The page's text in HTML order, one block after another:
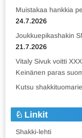
Muistakaa hankkia
24.7.2026
Joukkuepikashakin
21.7.2026
Vitaly Sivuk voitti
Keinänen paras
Kutsu
Linkit
Shakki-lehti